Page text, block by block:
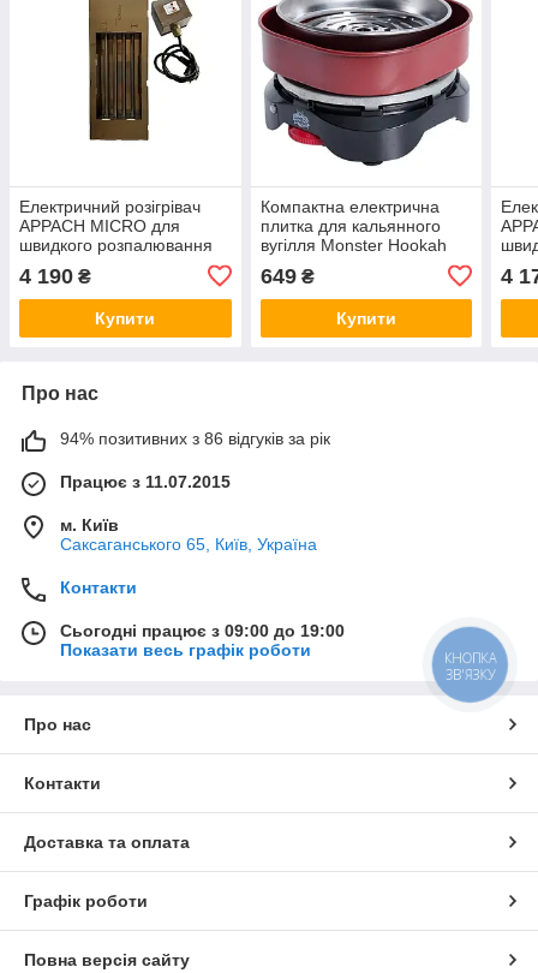
Електричний розігрівач
APPACH MICRO для
швидкого розпалювання
потужність в одному
пристрої
4 190 ₴
Купити
Компактна електрична
плитка для кальянного
вугілля Monster Hookah
649₴
Купити
4
Про нас
94% позитивних з 86 відгуків за рік
Працює з 11.07.2015
м. Київ
Саксаганського 65, Київ, Україна
Контакти
Сьогодні працює з 09:00 до 19:00
Показати весь графік роботи
Про нас
Контакти
Доставка та оплата
Графік роботи
Повна версія сайту
КНОПКА
ЗВ'ЯЗКУ